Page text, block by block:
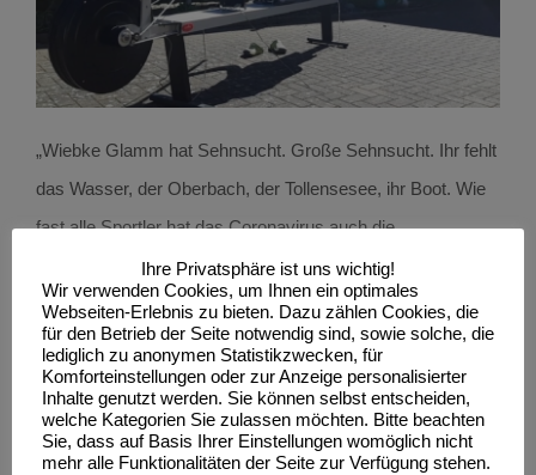
„Wiebke Glamm hat Sehnsucht. Große Sehnsucht. Ihr fehlt
das Wasser, der Oberbach, der Tollensesee, ihr Boot. Wie
fast alle Sportler hat das Coronavirus auch die
Kajakfahrerin vom SC Neubrandenburg voll ausgebremst.
Seit dem 17. März ist die 18-Jährige zu Hause bei ihren
Eltern, absolviert dort ihre Trainingseinheiten. Dort hat sie
sich einen kleinen Sportraum eingerichtet und kann sogar
Paddeln, wenn auch nur auf dem Trockenen. Der Sportclub
hat ihr einen so genannten Paddelergometer zur Verfügung
Ihre Privatsphäre ist uns wichtig!
Wir verwenden Cookies, um Ihnen ein optimales
Webseiten-Erlebnis zu bieten. Dazu zählen Cookies, die
für den Betrieb der Seite notwendig sind, sowie solche, die
lediglich zu anonymen Statistikzwecken, für
Komforteinstellungen oder zur Anzeige personalisierter
Inhalte genutzt werden. Sie können selbst entscheiden,
welche Kategorien Sie zulassen möchten. Bitte beachten
Sie, dass auf Basis Ihrer Einstellungen womöglich nicht
mehr alle Funktionalitäten der Seite zur Verfügung stehen.